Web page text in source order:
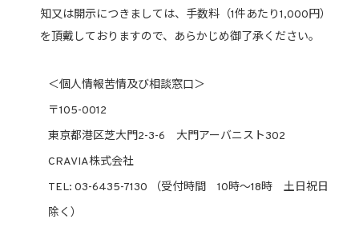
知又は開示につきましては、手数料（1件あたり1,000円）
を頂戴しておりますので、あらかじめ御了承ください。
＜個人情報苦情及び相談窓口＞
〒105-0012
東京都港区芝大門2-3-6 大門アーバニスト302
CRAVIA株式会社
TEL: 03-6435-7130 （受付時間 10時～18時 土日祝日
除く）